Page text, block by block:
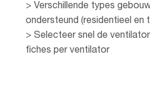
> Verschillende types
ondersteund (residentieel en
> Selecteer snel de
fiches per ventilator